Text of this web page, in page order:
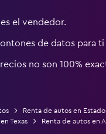
el vendedor.
de datos para ti
no son 100%
Renta de autos en
Texas
Renta de autos en